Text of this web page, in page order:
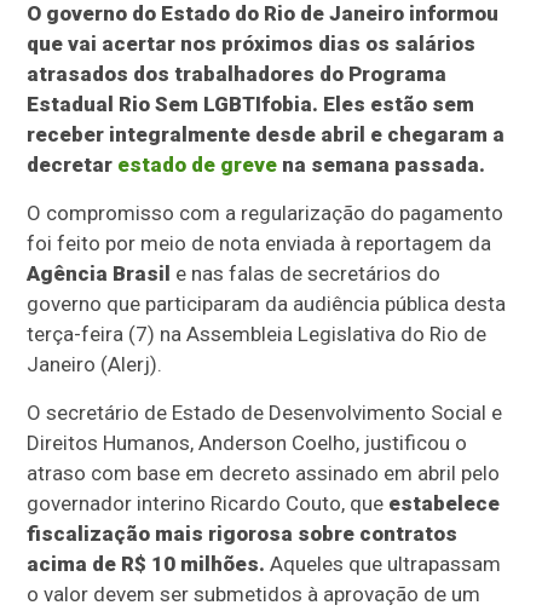
O governo do Estado do Rio de Janeiro informou
que vai acertar nos próximos dias os salários
atrasados dos trabalhadores do Programa
Estadual Rio Sem LGBTIfobia. Eles estão sem
receber integralmente desde abril e chegaram a
decretar estado de greve na semana passada.
O compromisso com a regularização do pagamento
foi feito por meio de nota enviada à reportagem da
Agência Brasil e nas falas de secretários do
governo que participaram da audiência pública desta
terça-feira (7) na Assembleia Legislativa do Rio de
Janeiro (Alerj).
O secretário de Estado de Desenvolvimento Social e
Direitos Humanos, Anderson Coelho, justificou o
atraso com base em decreto assinado em abril pelo
governador interino Ricardo Couto, que estabelece
fiscalização mais rigorosa sobre contratos
acima de R$ 10 milhões. Aqueles que ultrapassam
o valor devem ser submetidos à aprovação de um